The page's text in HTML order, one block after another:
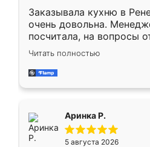
Заказывала кухню в
очень довольна.
посчитала, на вопросы
Замерщик приехал в
делу со всей
за день, ребята
Читать полностью
Аринка Р.
5 августа 2026